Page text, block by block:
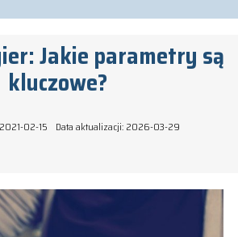
Jakie parametry są
kluczowe?
02-15 Data aktualizacji: 2026-03-29